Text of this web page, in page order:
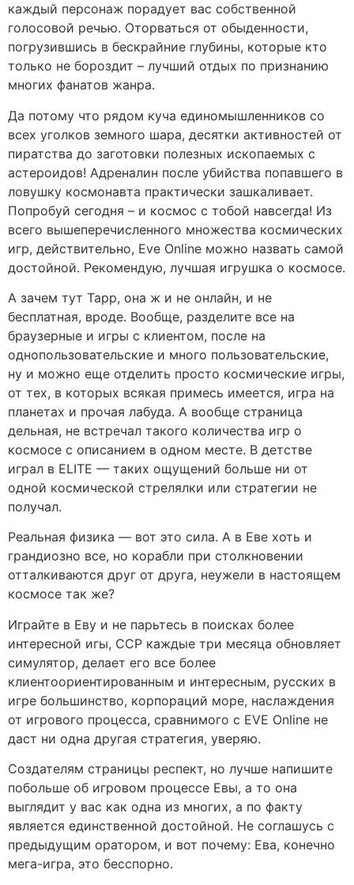
каждый персонаж порадует вас собственной
голосовой речью. Оторваться от обыденности,
погрузившись в бескрайние глубины, которые кто
только не бороздит – лучший отдых по признанию
многих фанатов жанра.
Да потому что рядом куча единомышленников со
всех уголков земного шара, десятки активностей от
пиратства до заготовки полезных ископаемых с
астероидов! Адреналин после убийства попавшего в
ловушку космонавта практически зашкаливает.
Попробуй сегодня – и космос с тобой навсегда! Из
всего вышеперечисленного множества космических
игр, действительно, Eve Online можно назвать самой
достойной. Рекомендую, лучшая игрушка о космосе.
А зачем тут Тарр, она ж и не онлайн, и не
бесплатная, вроде. Вообще, разделите все на
браузерные и игры с клиентом, после на
однопользовательские и много пользовательские,
ну и можно еще отделить просто космические игры,
от тех, в которых всякая примесь имеется, игра на
планетах и прочая лабуда. А вообще страница
дельная, не встречал такого количества игр о
космосе с описанием в одном месте. В детстве
играл в ELITE — таких ощущений больше ни от
одной космической стрелялки или стратегии не
получал.
Реальная физика — вот это сила. А в Еве хоть и
грандиозно все, но корабли при столкновении
отталкиваются друг от друга, неужели в настоящем
космосе так же?
Играйте в Еву и не парьтесь в поисках более
интересной игы, CCP каждые три месяца обновляет
симулятор, делает его все более
клиентоориентированным и интересным, русских в
игре большинство, корпораций море, наслаждения
от игрового процесса, сравнимого с EVE Online не
даст ни одна другая стратегия, уверяю.
Создателям страницы респект, но лучше напишите
побольше об игровом процессе Евы, а то она
выглядит у вас как одна из многих, а по факту
является единственной достойной. Не соглашусь с
предыдущим оратором, и вот почему: Ева, конечно
мега-игра, это бесспорно.